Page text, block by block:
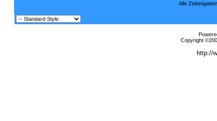
Alle
Copyright
http://